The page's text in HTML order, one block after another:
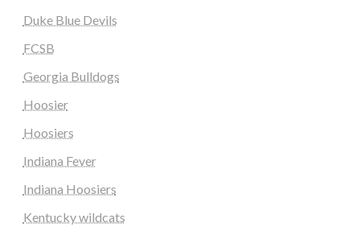
Duke Blue Devils
FCSB
Georgia Bulldogs
Hoosier
Hoosiers
Indiana Fever
Indiana Hoosiers
Kentucky wildcats